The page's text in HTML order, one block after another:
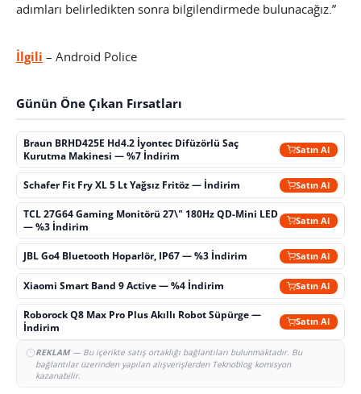
adımları belirledikten sonra bilgilendirmede bulunacağız.”
İlgili – Android Police
Günün Öne Çıkan Fırsatları
Braun BRHD425E Hd4.2 İyontec Difüzörlü Saç
Kurutma Makinesi — %7 İndirim
Satın Al
Schafer Fit Fry XL 5 Lt Yağsız Fritöz — İndirim Satın Al
TCL 27G64 Gaming Monitörü 27\" 180Hz QD-Mini LED
— %3 İndirim
Satın Al
JBL Go4 Bluetooth Hoparlör, IP67 — %3 İndirim Satın Al
Xiaomi Smart Band 9 Active — %4 İndirim Satın Al
Roborock Q8 Max Pro Plus Akıllı Robot Süpürge —
İndirim
Satın Al
REKLAM— Bu içerikte satış ortaklığı bağlantıları bulunmaktadır. Bu
bağlantılar üzerinden yapılan alışverişlerden Teknoblog komisyon
kazanabilir.